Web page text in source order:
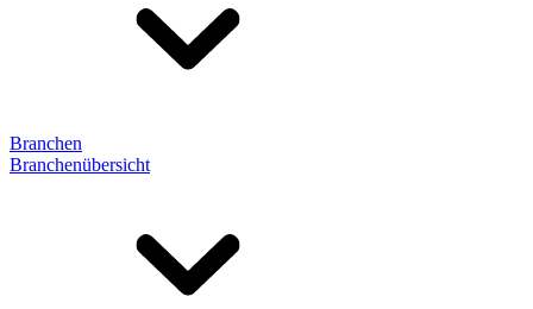
Branchen
Branchenübersicht